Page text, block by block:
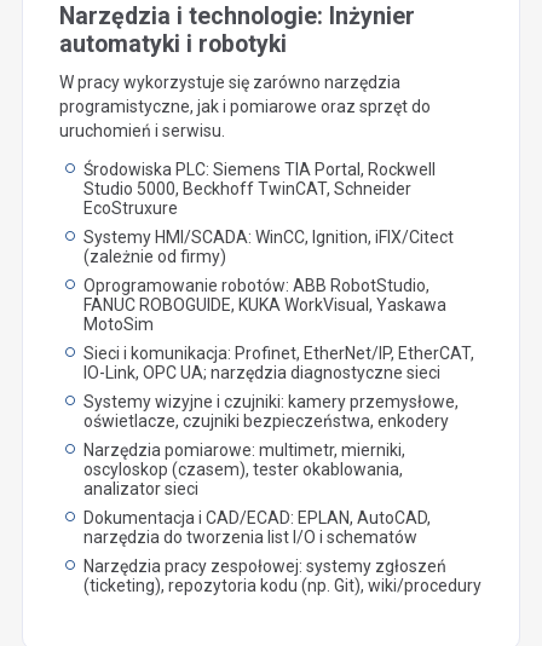
Narzędzia i technologie: Inżynier
automatyki i robotyki
W pracy wykorzystuje się zarówno narzędzia
programistyczne, jak i pomiarowe oraz sprzęt do
uruchomień i serwisu.
Środowiska PLC: Siemens TIA Portal, Rockwell
Studio 5000, Beckhoff TwinCAT, Schneider
EcoStruxure
Systemy HMI/SCADA: WinCC, Ignition, iFIX/Citect
(zależnie od firmy)
Oprogramowanie robotów: ABB RobotStudio,
FANUC ROBOGUIDE, KUKA WorkVisual, Yaskawa
MotoSim
Sieci i komunikacja: Profinet, EtherNet/IP, EtherCAT,
IO-Link, OPC UA; narzędzia diagnostyczne sieci
Systemy wizyjne i czujniki: kamery przemysłowe,
oświetlacze, czujniki bezpieczeństwa, enkodery
Narzędzia pomiarowe: multimetr, mierniki,
oscyloskop (czasem), tester okablowania,
analizator sieci
Dokumentacja i CAD/ECAD: EPLAN, AutoCAD,
narzędzia do tworzenia list I/O i schematów
Narzędzia pracy zespołowej: systemy zgłoszeń
(ticketing), repozytoria kodu (np. Git), wiki/procedury